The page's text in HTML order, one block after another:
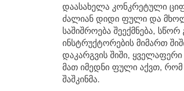
დაასახელა კონკრეტული
ძალიან დიდი ფული და
საშიშროება შეექმნება,
ინსტრუქტორების მიმართ
დაკარგვის შიში, ყველაფერი
მათ იმედნი ფული აქვთ, რომ
შაშკინმა.